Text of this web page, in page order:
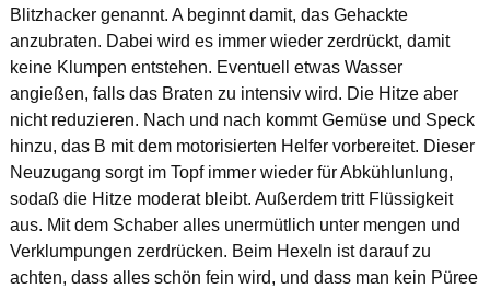
Blitzhacker genannt. A beginnt damit, das Gehackte
anzubraten. Dabei wird es immer wieder zerdrückt, damit
keine Klumpen entstehen. Eventuell etwas Wasser
angießen, falls das Braten zu intensiv wird. Die Hitze aber
nicht reduzieren. Nach und nach kommt Gemüse und Speck
hinzu, das B mit dem motorisierten Helfer vorbereitet. Dieser
Neuzugang sorgt im Topf immer wieder für Abkühlunlung,
sodaß die Hitze moderat bleibt. Außerdem tritt Flüssigkeit
aus. Mit dem Schaber alles unermütlich unter mengen und
Verklumpungen zerdrücken. Beim Hexeln ist darauf zu
achten, dass alles schön fein wird, und dass man kein Püree